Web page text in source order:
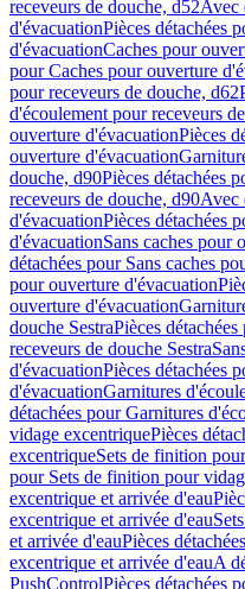
receveurs de douche, d52Avec
d'évacuationPièces détachées
d'évacuationCaches pour
pour Caches pour ouverture
pour receveurs de douche, d62
d'écoulement pour receveurs
ouverture d'évacuationPièces
ouverture d'évacuation
douche, d90Pièces détachées
receveurs de douche, d90Avec
d'évacuationPièces détachées
d'évacuationSans caches pour
détachées pour Sans caches
pour ouverture d'évacuation
ouverture d'évacuation
douche SestraPièces
receveurs de douche Sestra
d'évacuationPièces détachées
d'évacuationGarnitures
détachées pour Garnitures
vidage excentriquePièces
excentriqueSets de finition
pour Sets de finition pour
excentrique et arrivée d'eau
excentrique et arrivée d'eau
et arrivée d'eauPièces
excentrique et arrivée d'eauA
PushControlPièces détachées